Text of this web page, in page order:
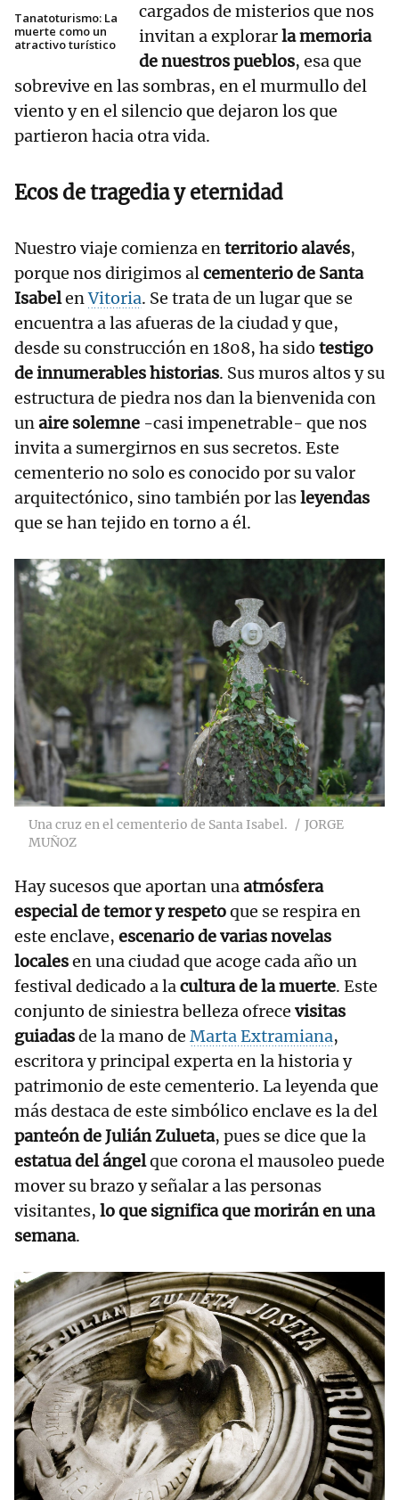
Tanatoturismo: La
muerte como un
atractivo turístico
cargados de misterios que nos
invitan a explorarla memoria
de nuestros pueblos, esa que
sobrevive en las sombras, en el murmullo del
viento y en el silencio que dejaron los que
partieron hacia otra vida.
Ecos de tragedia y eternidad
Nuestro viaje comienza enterritorio alavés,
porque nos dirigimos alcementerio de Santa
IsabelenVitoria. Se trata de un lugar que se
encuentra a las afueras de la ciudad y que,
desde su construcción en 1808, ha sido testigo
de innumerables historias. Sus muros altos y su
estructura de piedra nos dan la bienvenida con
unaire solemne -casi impenetrable- que nos
invita a sumergirnos en sus secretos. Este
cementerio no solo es conocido por su valor
arquitectónico, sino también por lasleyendas
que se han tejido en torno a él.
Una cruz en el cementerio de Santa Isabel.
JORGE
MUÑOZ
Hay sucesos que aportan unaatmósfera
especial de temor y respetoque se respira en
este enclave, escenario de varias novelas
localesen una ciudad que acoge cada año un
festival dedicado a lacultura de la muerte. Este
conjunto de siniestra belleza ofrece visitas
guiadasde la mano de Marta Extramiana,
escritora y principal experta en la historia y
patrimonio de este cementerio. La leyenda que
más destaca de este simbólico enclave es la del
panteón de Julián Zulueta, pues se dice que la
estatua del ángelque corona el mausoleo puede
mover su brazo y señalar a las personas
visitantes, lo que significa que morirán en una
semana.